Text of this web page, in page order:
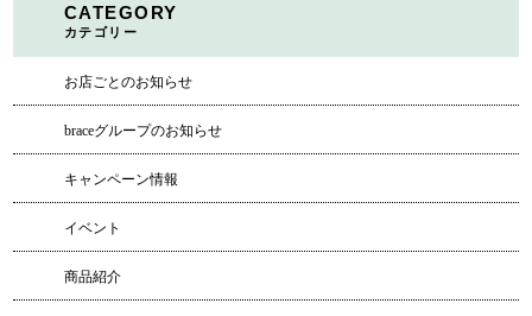
CATEGORY
カテゴリー
お店ごとのお知らせ
braceグループのお知らせ
キャンペーン情報
イベント
商品紹介